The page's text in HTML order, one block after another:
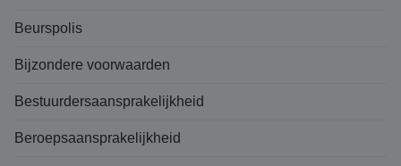
Beurspolis
Bijzondere voorwaarden
Bestuurdersaansprakelijkheid
Beroepsaansprakelijkheid